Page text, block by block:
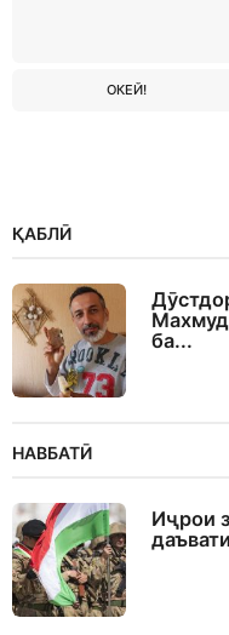
ОКЕЙ!
ҚАБЛӢ
ба...
НАВБАТӢ
Иҷрои